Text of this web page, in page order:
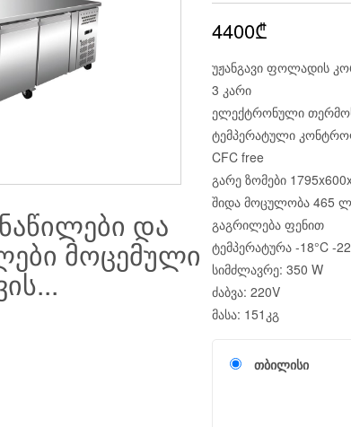
4400₾
უჟანგავი ფოლადის
3 კარი
ელექტრონული
ტემპერატული
CFC free
გარე ზომები
შიდა მოცულობა 465
გაგრილება ფენით
ტემპერატურა -18°C -
სიმძლავრე: 350 W
ძაბვა: 220V
მასა: 151კგ
თბილისი
და
მოცემული